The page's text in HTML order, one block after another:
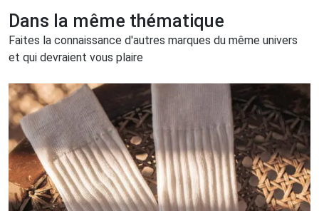
Dans la même thématique
Faites la connaissance d'autres marques du même univers
et qui devraient vous plaire